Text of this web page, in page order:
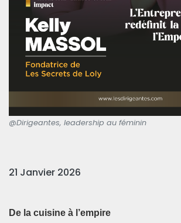
@Dirigeantes, leadership au féminin
21 Janvier 2026
De la cuisine à l’empire